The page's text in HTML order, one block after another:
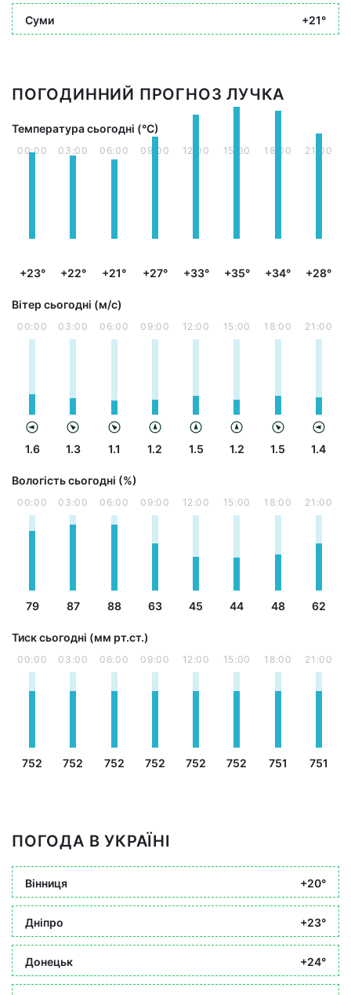
Суми +21°
ПОГОДИННИЙ ПРОГНОЗ ЛУЧКА
Температура сьогодні (°С)
00:00
+23°
03:00
+22°
06:00
+21°
09:00
+27°
12:00
+33°
15:00
+35°
18:00
+34°
21:00
+28°
Вітер сьогодні (м/с)
00:00
1.6
03:00
1.3
06:00
1.1
09:00
1.2
12:00
1.5
15:00
1.2
18:00
1.5
21:00
1.4
Вологість сьогодні (%)
00:00
79
03:00
87
06:00
88
09:00
63
12:00
45
15:00
44
18:00
48
21:00
62
Тиск сьогодні (мм рт.ст.)
00:00
752
03:00
752
06:00
752
09:00
752
12:00
752
15:00
752
18:00
751
21:00
751
ПОГОДА В УКРАЇНІ
Вінниця +20°
Дніпро +23°
Донецьк +24°